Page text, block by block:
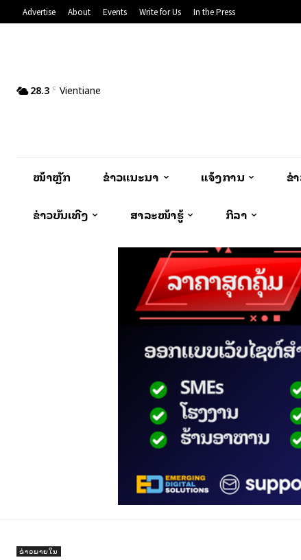
Advertise About Events Write for Us In the Press
28.3 C Vientiane
ໜ້າຫຼັກ ຂ່າວແນະນຳ ແຈ້ງການ ຂ່
ຂ່າວບັນເທີງ ສາລະໜ້າຮູ້ ກິລາ
ຂ່າວພາຍໃນ